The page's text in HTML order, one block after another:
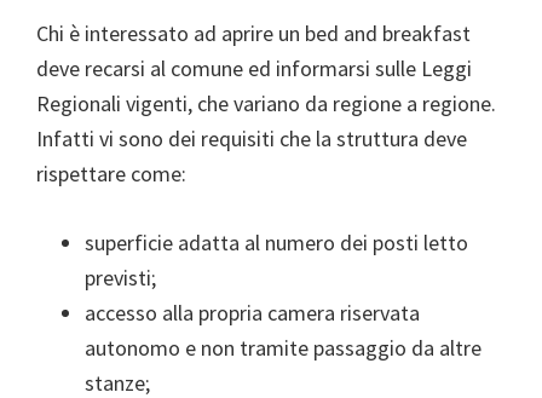
Chi è interessato ad aprire un bed and breakfast
deve recarsi al comune ed informarsi sulle Leggi
Regionali vigenti, che variano da regione a regione.
Infatti vi sono dei requisiti che la struttura deve
rispettare come:
superficie adatta al numero dei posti letto
previsti;
accesso alla propria camera riservata
autonomo e non tramite passaggio da altre
stanze;